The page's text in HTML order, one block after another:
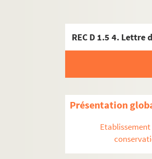
REC D 1.5 4. Lettre
Présentation
Etablissement
REC D 1-2.